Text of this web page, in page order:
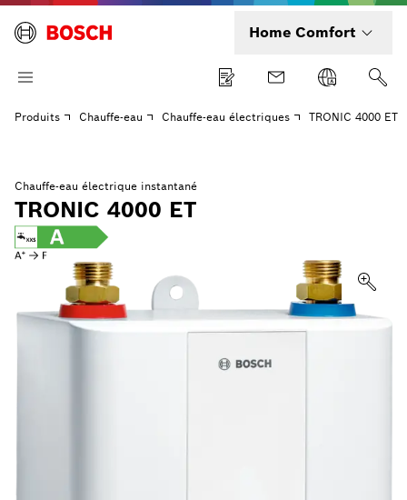
Home Comfort
Produits Chauffe-eau Chauffe-eau électriques TRONIC 4000 ET
Chauffe-eau électrique instantané
TRONIC 4000 ET